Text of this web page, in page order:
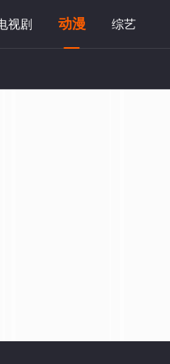
视剧 动漫 综艺